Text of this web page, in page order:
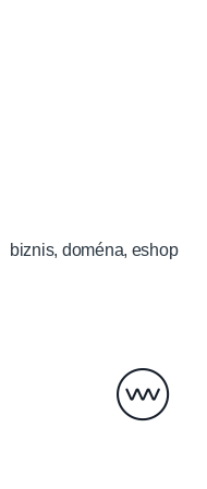
biznis, doména, eshop